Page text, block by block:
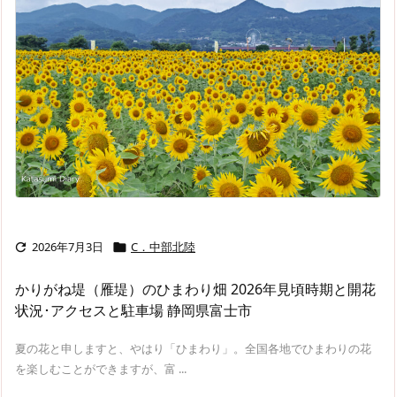
 2026年7月3日  C．中部北陸
かりがね堤（雁堤）のひまわり畑 2026年見頃時期と開花
状況･アクセスと駐車場 静岡県富士市
夏の花と申しますと、やはり「ひまわり」。全国各地でひまわりの花
を楽しむことができますが、富 ...